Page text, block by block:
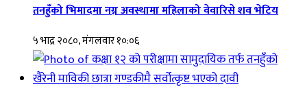
तनहुँको भिमादमा नग्न अवस्थामा महिलाको वेवारिसे शव भेटिय
५ भाद्र २०८०, मंगलवार १०:०६